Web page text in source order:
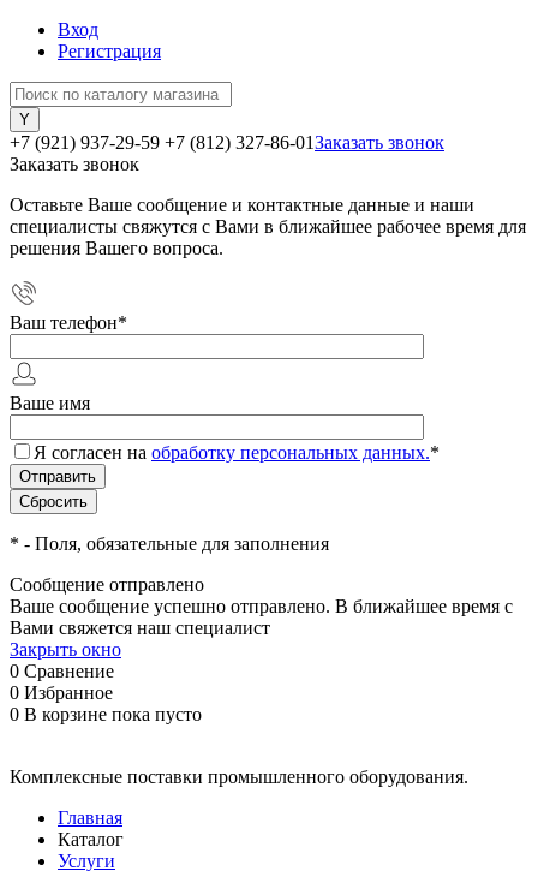
Вход
Регистрация
+7 (921) 937-29-59 +7 (812) 327-86-01Заказать звонок
Заказать звонок
Оставьте Ваше сообщение и контактные данные и наши
специалисты свяжутся с Вами в ближайшее рабочее время для
решения Вашего вопроса.
Ваш телефон*
Ваше имя
Я согласен на обработку персональных данных.*
* - Поля, обязательные для заполнения
Сообщение отправлено
Ваше сообщение успешно отправлено. В ближайшее время с
Вами свяжется наш специалист
Закрыть окно
0 Сравнение
0 Избранное
0 В корзине пока пусто
Комплексные поставки промышленного оборудования.
Главная
Каталог
Услуги